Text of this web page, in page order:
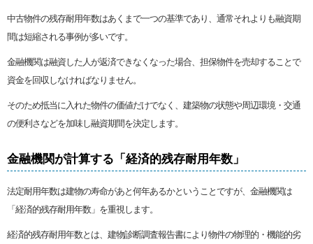
中古物件の残存耐用年数はあくまで一つの基準であり、通常それよりも融資期
間は短縮される事例が多いです。
金融機関は融資した人が返済できなくなった場合、担保物件を売却することで
資金を回収しなければなりません。
そのため抵当に入れた物件の価値だけでなく、建築物の状態や周辺環境・交通
の便利さなどを加味し融資期間を決定します。
金融機関が計算する「経済的残存耐用年数」
法定耐用年数は建物の寿命があと何年あるかということですが、金融機関は
「経済的残存耐用年数」を重視します。
経済的残存耐用年数とは、建物診断調査報告書により物件の物理的・機能的劣